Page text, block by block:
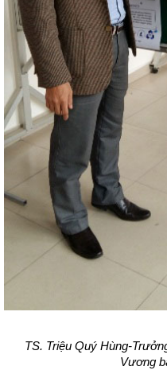
TS. Triệu Quý Hùng-
Vương